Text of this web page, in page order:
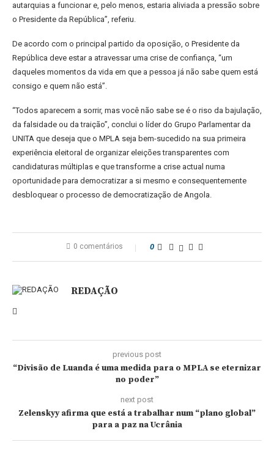
autarquias a funcionar e, pelo menos, estaria aliviada a pressão sobre
o Presidente da República”, referiu.
De acordo com o principal partido da oposição, o Presidente da
República deve estar a atravessar uma crise de confiança, “um
daqueles momentos da vida em que a pessoa já não sabe quem está
consigo e quem não está”.
“Todos aparecem a sorrir, mas você não sabe se é o riso da bajulação,
da falsidade ou da traição”, conclui o líder do Grupo Parlamentar da
UNITA que deseja que o MPLA seja bem-sucedido na sua primeira
experiência eleitoral de organizar eleições transparentes com
candidaturas múltiplas e que transforme a crise actual numa
oportunidade para democratizar a si mesmo e consequentemente
desbloquear o processo de democratização de Angola.
0 comentários 0
REDAÇÃO
previous post
“Divisão de Luanda é uma medida para o MPLA se eternizar
no poder”
next post
Zelenskyy afirma que está a trabalhar num “plano global”
para a paz na Ucrânia